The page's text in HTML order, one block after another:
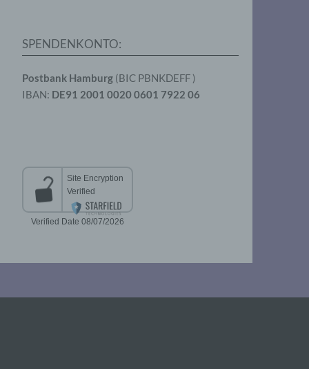
SPENDENKONTO:
Postbank Hamburg (BIC PBNKDEFF )
IBAN: DE91 2001 0020 0601 7922 06